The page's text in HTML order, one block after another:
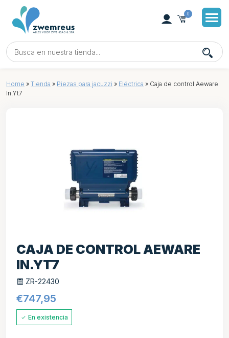
0
Home » Tienda » Piezas para jacuzzi » Eléctrica » Caja de control Aeware
In.Yt7
CAJA DE CONTROL AEWARE
IN.YT7
ZR-22430
€747,95
En existencia